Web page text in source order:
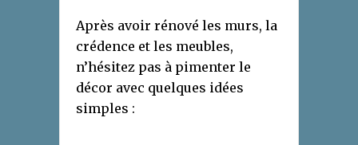
Après avoir rénové les murs, la
crédence et les meubles,
n’hésitez pas à pimenter le
décor avec quelques idées
simples :